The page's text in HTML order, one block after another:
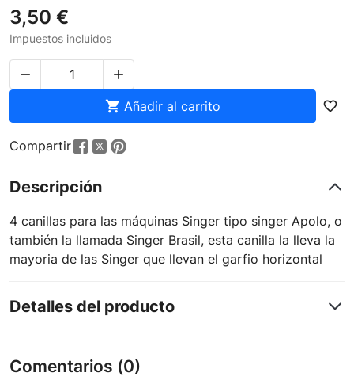
3,50 €
Impuestos incluidos


 Añadir al carrito favorite_border
Compartir
Descripción
4 canillas para las máquinas Singer tipo singer Apolo, o
también la llamada Singer Brasil, esta canilla la lleva la
mayoria de las Singer que llevan el garfio horizontal
Detalles del producto
Comentarios (0)